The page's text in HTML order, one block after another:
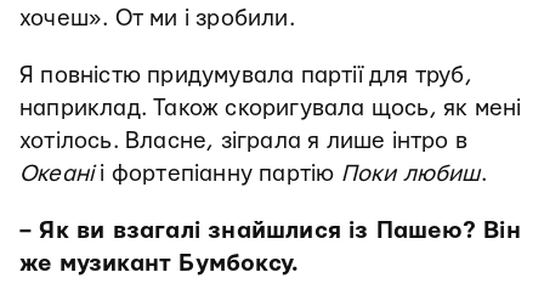
хочеш». От ми і зробили.
Я повністю придумувала партії для труб,
наприклад. Також скоригувала щось, як мені
хотілось. Власне, зіграла я лише інтро в
Океаніі фортепіанну партію Поки любиш.
– Як ви взагалі знайшлися із Пашею? Він
же музикант Бумбоксу.